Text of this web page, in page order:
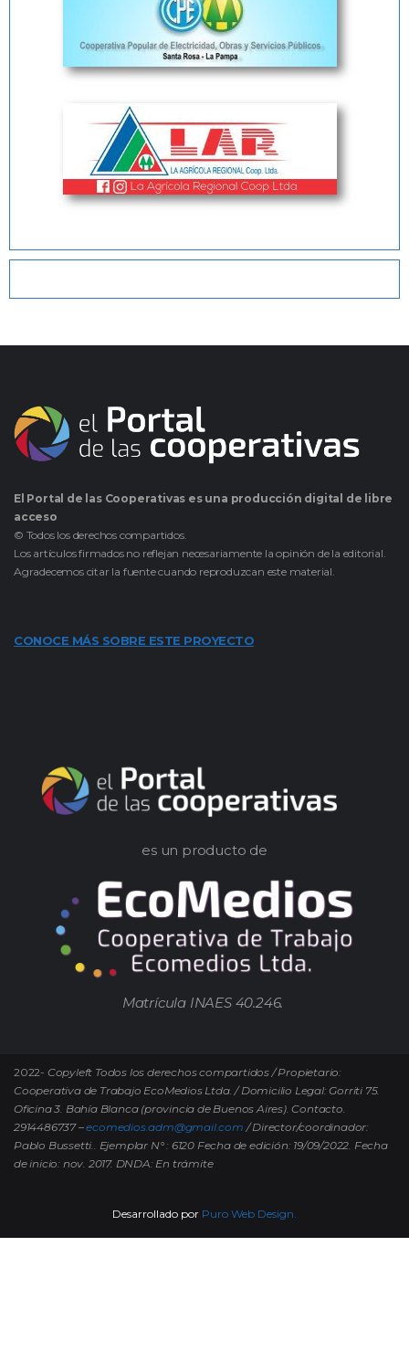
El Portal de las Cooperativas es una producción digital de libre
acceso
© Todos los derechos compartidos.
Los artículos firmados no reflejan necesariamente la opinión de la editorial.
Agradecemos citar la fuente cuando reproduzcan este material.
CONOCE MÁS SOBRE ESTE PROYECTO
es un producto de
Matrícula INAES 40.246.
2022- Copyleft Todos los derechos compartidos / Propietario:
Cooperativa de Trabajo EcoMedios Ltda. / Domicilio Legal: Gorriti 75.
Oficina 3. Bahía Blanca (provincia de Buenos Aires). Contacto.
2914486737 –ecomedios.adm@gmail.com / Director/coordinador:
Pablo Bussetti.. Ejemplar N° : 6120 Fecha de edición: 19/09/2022. Fecha
de inicio: nov. 2017. DNDA: En trámite
Desarrollado por Puro Web Design.